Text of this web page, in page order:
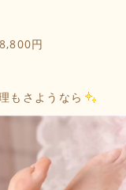
円
もさようなら